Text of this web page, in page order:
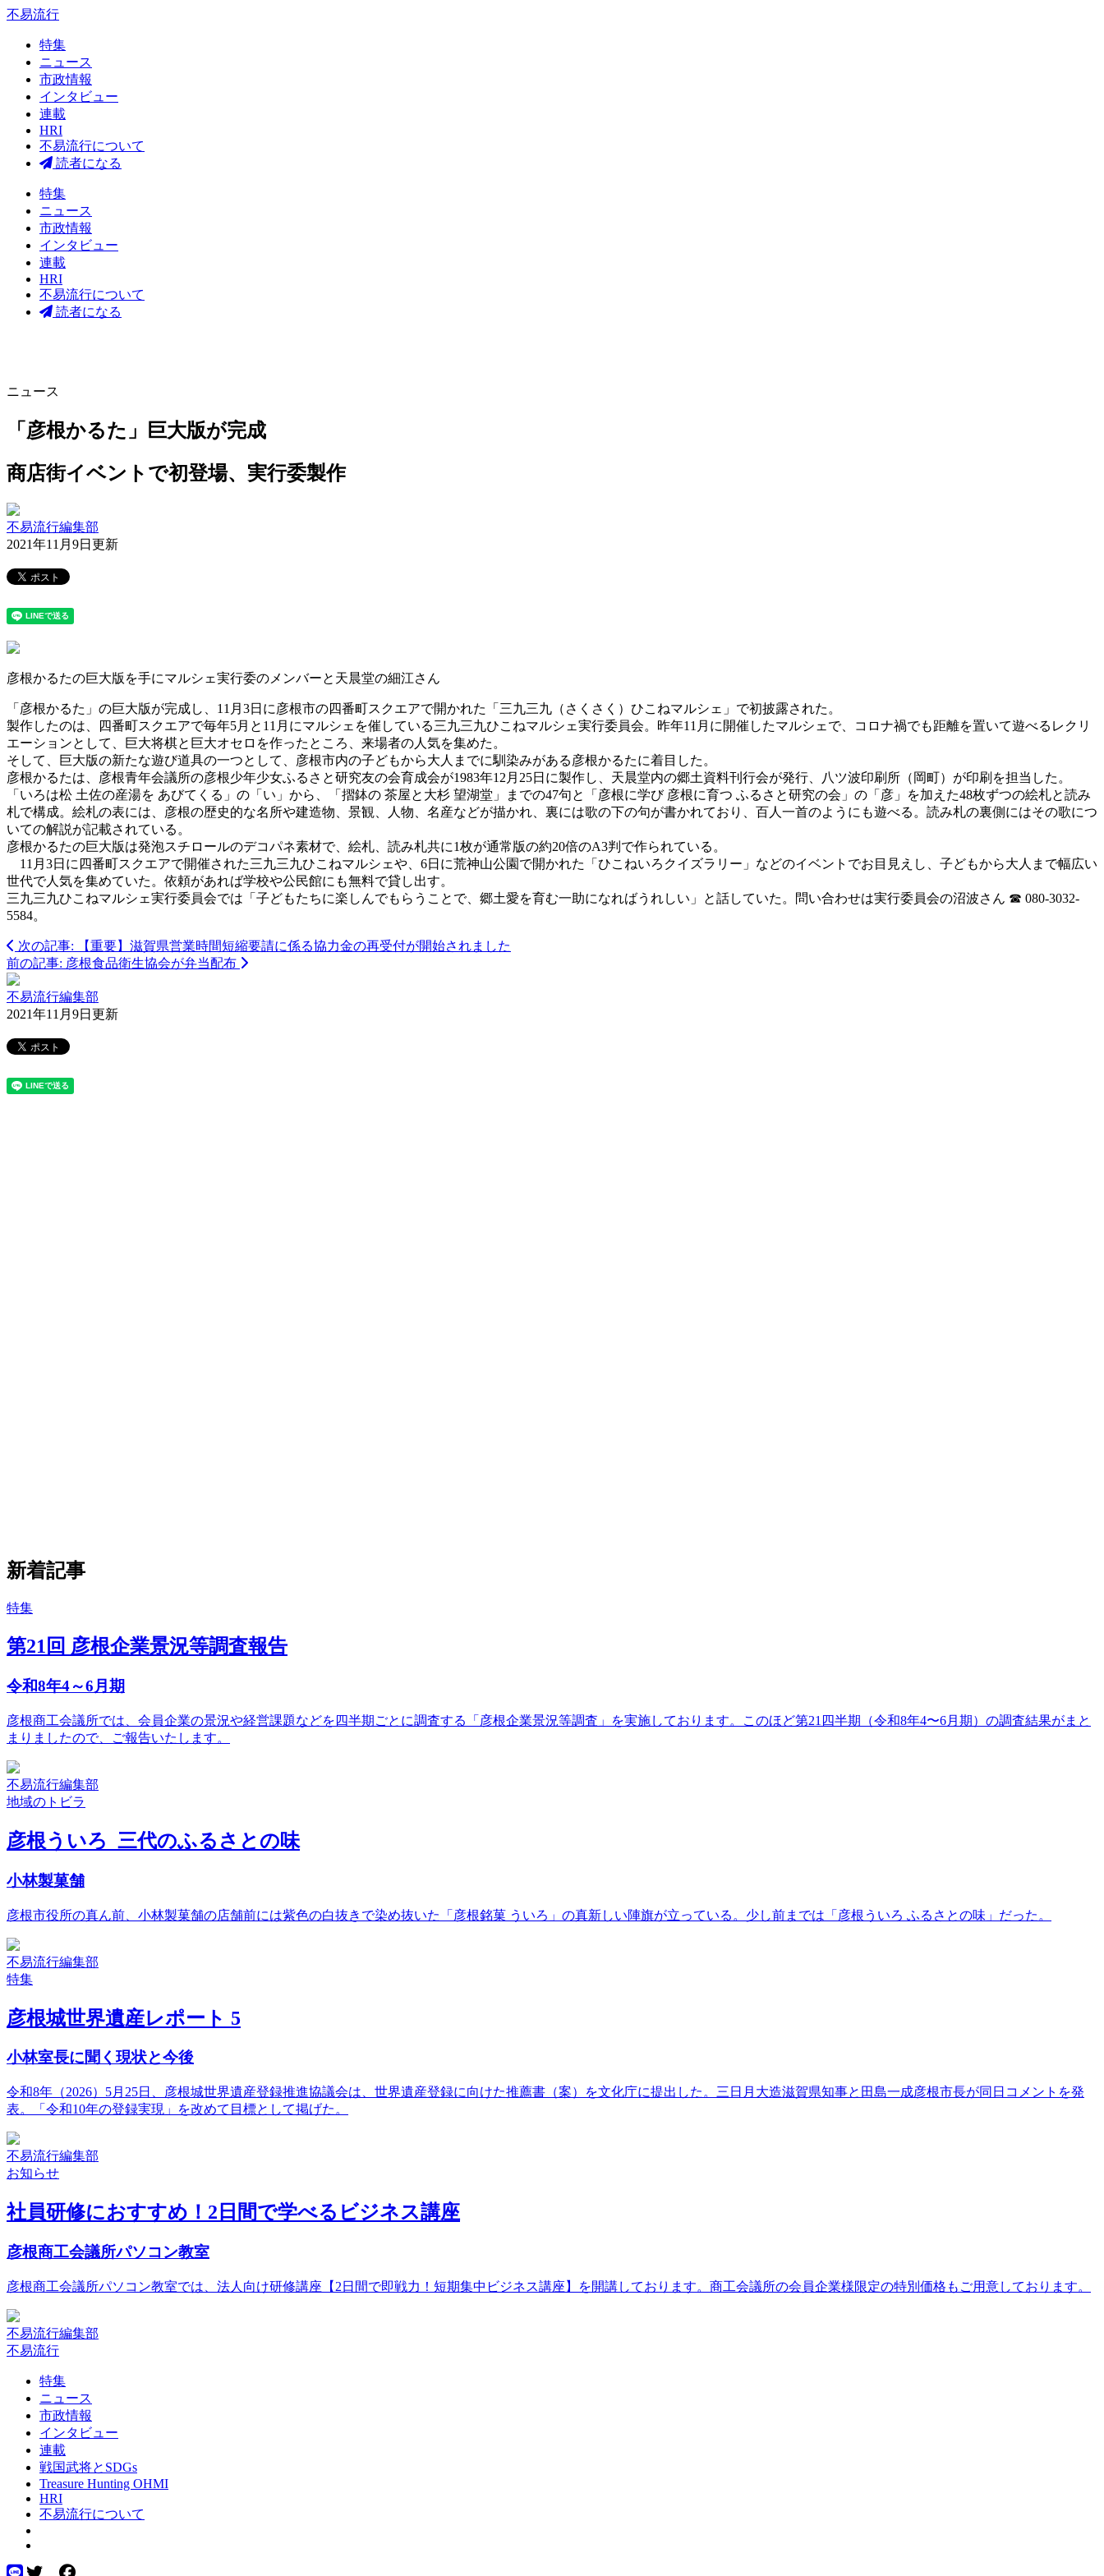
不易流行
特集
ニュース
市政情報
インタビュー
連載
HRI
不易流行について
読者になる
特集
ニュース
市政情報
インタビュー
連載
HRI
不易流行について
読者になる
ニュース
「彦根かるた」巨大版が完成
商店街イベントで初登場、実行委製作
不易流行編集部
2021年11月9日更新
彦根かるたの巨大版を手にマルシェ実行委のメンバーと天晨堂の細江さん
「彦根かるた」の巨大版が完成し、11月3日に彦根市の四番町スクエアで開かれた「三九三九（さくさく）ひこねマルシェ」で初披露された。
製作したのは、四番町スクエアで毎年5月と11月にマルシェを催している三九三九ひこねマルシェ実行委員会。昨年11月に開催したマルシェで、コロナ禍でも距離を置いて遊べるレクリ
エーションとして、巨大将棋と巨大オセロを作ったところ、来場者の人気を集めた。
そして、巨大版の新たな遊び道具の一つとして、彦根市内の子どもから大人までに馴染みがある彦根かるたに着目した。
彦根かるたは、彦根青年会議所の彦根少年少女ふるさと研究友の会育成会が1983年12月25日に製作し、天晨堂内の郷土資料刊行会が発行、八ツ波印刷所（岡町）が印刷を担当した。
「いろは松 土佐の産湯を あびてくる」の「い」から、「摺鉢の 茶屋と大杉 望湖堂」までの47句と「彦根に学び 彦根に育つ ふるさと研究の会」の「彦」を加えた48枚ずつの絵札と読み
札で構成。絵札の表には、彦根の歴史的な名所や建造物、景観、人物、名産などが描かれ、裏には歌の下の句が書かれており、百人一首のようにも遊べる。読み札の裏側にはその歌につ
いての解説が記載されている。
彦根かるたの巨大版は発泡スチロールのデコパネ素材で、絵札、読み札共に1枚が通常版の約20倍のA3判で作られている。
11月3日に四番町スクエアで開催された三九三九ひこねマルシェや、6日に荒神山公園で開かれた「ひこねいろクイズラリー」などのイベントでお目見えし、子どもから大人まで幅広い
世代で人気を集めていた。依頼があれば学校や公民館にも無料で貸し出す。
三九三九ひこねマルシェ実行委員会では「子どもたちに楽しんでもらうことで、郷土愛を育む一助になればうれしい」と話していた。問い合わせは実行委員会の沼波さん ☎ 080-3032-
5584。
次の記事: 【重要】滋賀県営業時間短縮要請に係る協力金の再受付が開始されました
前の記事: 彦根食品衛生協会が弁当配布
不易流行編集部
2021年11月9日更新
新着記事
特集
第21回 彦根企業景況等調査報告
令和8年4～6月期
彦根商工会議所では、会員企業の景況や経営課題などを四半期ごとに調査する「彦根企業景況等調査」を実施しております。このほど第21四半期（令和8年4〜6月期）の調査結果がまと
まりましたので、ご報告いたします。
不易流行編集部
地域のトビラ
彦根ういろ 三代のふるさとの味
小林製菓舗
彦根市役所の真ん前、小林製菓舗の店舗前には紫色の白抜きで染め抜いた「彦根銘菓 ういろ」の真新しい陣旗が立っている。少し前までは「彦根ういろ ふるさとの味」だった。
不易流行編集部
特集
彦根城世界遺産レポート 5
小林室長に聞く現状と今後
令和8年（2026）5月25日、彦根城世界遺産登録推進協議会は、世界遺産登録に向けた推薦書（案）を文化庁に提出した。三日月大造滋賀県知事と田島一成彦根市長が同日コメントを発
表。「令和10年の登録実現」を改めて目標として掲げた。
不易流行編集部
お知らせ
社員研修におすすめ！2日間で学べるビジネス講座
彦根商工会議所パソコン教室
彦根商工会議所パソコン教室では、法人向け研修講座【2日間で即戦力！短期集中ビジネス講座】を開講しております。商工会議所の会員企業様限定の特別価格もご用意しております。
不易流行編集部
不易流行
特集
ニュース
市政情報
インタビュー
連載
戦国武将とSDGs
Treasure Hunting OHMI
HRI
不易流行について